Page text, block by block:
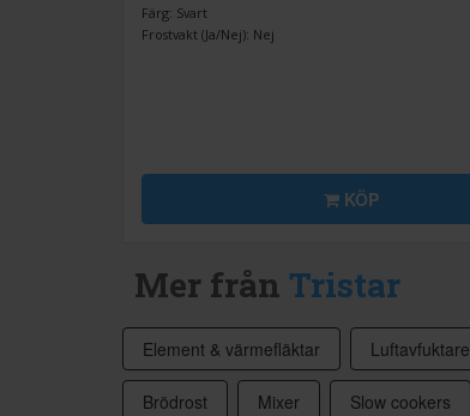
Färg: Svart
Frostvakt (Ja/Nej): Nej
KÖP
Mer från Tristar
Element & värmefläktar Luftavfuktare
Brödrost Mixer Slow cookers